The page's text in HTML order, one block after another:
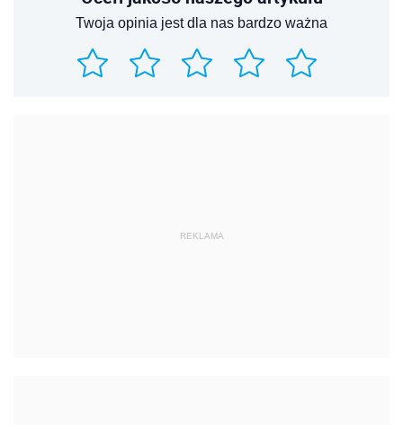
Twoja opinia jest dla nas bardzo ważna
REKLAMA